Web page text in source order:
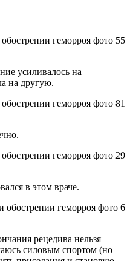
усиливалось на
на другую.
в этом враче.
рецедива нельзя
силовым спортом (но